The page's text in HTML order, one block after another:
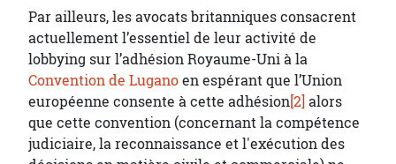
Par ailleurs, les avocats britanniques consacrent
actuellement l’essentiel de leur activité de
lobbying sur l’adhésion Royaume-Uni à la
Convention de Luganoen espérant que l’Union
européenne consente à cette adhésion[2] alors
que cette convention (concernant la compétence
judiciaire, la reconnaissance et l'exécution des